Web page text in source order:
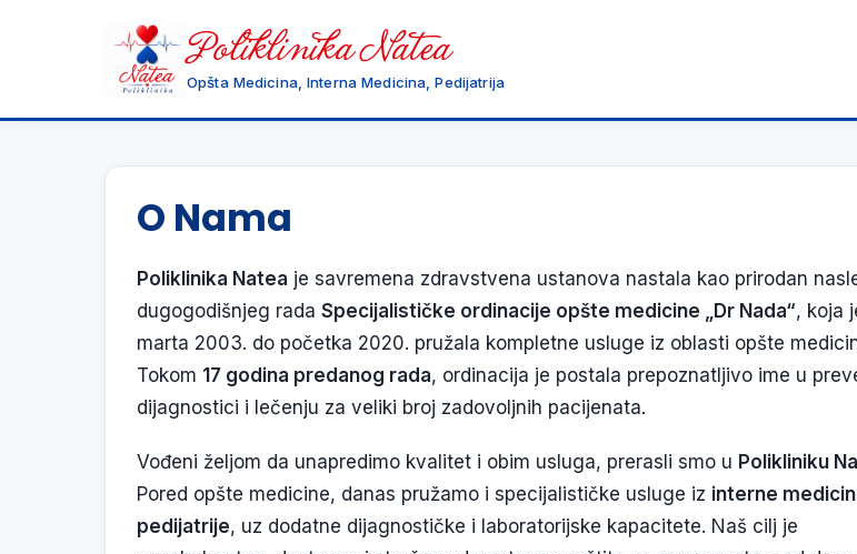
Poliklinika Natea
Opšta Medicina, Interna Medicina, Pedijatrija
O Nama
Poliklinika Natea je savremena zdravstvena ustanova nastala kao prirodan
dugogodišnjeg rada Specijalističke ordinacije opšte medicine „Dr Nada“, koja
marta 2003. do početka 2020. pružala kompletne usluge iz oblasti opšte
Tokom 17 godina predanog rada, ordinacija je postala prepoznatljivo ime u
dijagnostici i lečenju za veliki broj zadovoljnih pacijenata.
Vođeni željom da unapredimo kvalitet i obim usluga, prerasli smo u Polikliniku
Pored opšte medicine, danas pružamo i specijalističke usluge iz interne
pedijatrije, uz dodatne dijagnostičke i laboratorijske kapacitete. Naš cilj je